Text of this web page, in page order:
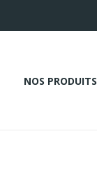
NOS PRODUITS